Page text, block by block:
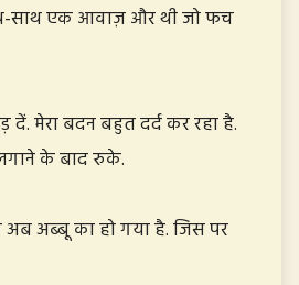
एक आवाज़ और थी जो फच
दें. मेरा बदन बहुत दर्द कर रहा है.
के बाद रुके.
अब अब्बू का हो गया है. जिस पर